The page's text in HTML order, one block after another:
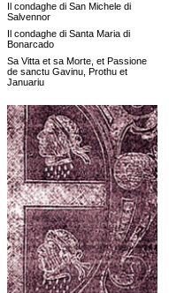
Il condaghe di San Michele di
Salvennor
Il condaghe di Santa Maria di
Bonarcado
Sa Vitta et sa Morte, et Passione
de sanctu Gavinu, Prothu et
Januariu